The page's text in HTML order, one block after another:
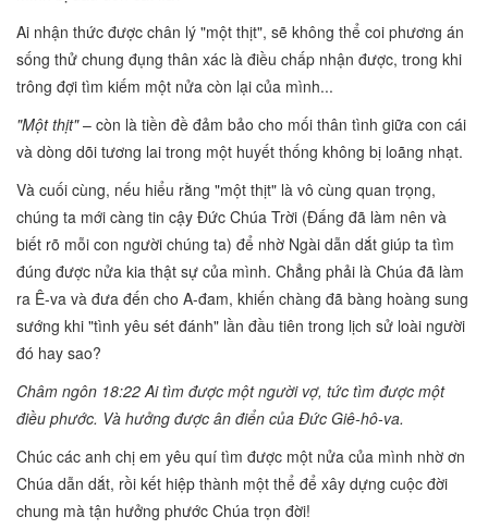
Ai nhận thức được chân lý "một thịt", sẽ không thể coi phương án
sống thử chung đụng thân xác là điều chấp nhận được, trong khi
trông đợi tìm kiếm một nửa còn lại của mình...
"Một thịt"– còn là tiền đề đảm bảo cho mối thân tình giữa con cái
và dòng dõi tương lai trong một huyết thống không bị loãng nhạt.
Và cuối cùng, nếu hiểu rằng "một thịt" là vô cùng quan trọng,
chúng ta mới càng tin cậy Đức Chúa Trời (Đấng đã làm nên và
biết rõ mỗi con người chúng ta) để nhờ Ngài dẫn dắt giúp ta tìm
đúng được nửa kia thật sự của mình. Chẳng phải là Chúa đã làm
ra Ê-va và đưa đến cho A-đam, khiến chàng đã bàng hoàng sung
sướng khi "tình yêu sét đánh" lần đầu tiên trong lịch sử loài người
đó hay sao?
Châm ngôn 18:22 Ai tìm được một người vợ, tức tìm được một
điều phước. Và hưởng được ân điển của Ðức Giê-hô-va.
Chúc các anh chị em yêu quí tìm được một nửa của mình nhờ ơn
Chúa dẫn dắt, rồi kết hiệp thành một thể để xây dựng cuộc đời
chung mà tận hưởng phước Chúa trọn đời!